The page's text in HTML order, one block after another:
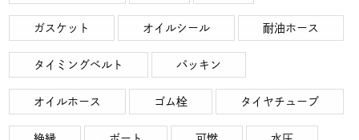
ガスケット オイルシール 耐油ホース
タイミングベルト パッキン
オイルホース ゴム栓 タイヤチューブ